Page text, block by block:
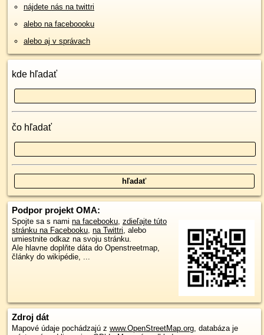
nájdete nás na twittri
alebo na faceboooku
alebo aj v správach
kde hľadať
čo hľadať
Podpor projekt OMA:
Spojte sa s nami na facebooku, zdieľajte túto
stránku na Facebooku, na Twittri, alebo
umiestnite odkaz na svoju stránku.
Ale hlavne doplňte dáta do Openstreetmap,
články do wikipédie, ...
Zdroj dát
Mapové údaje pochádzajú z www.OpenStreetMap.org , databáza je